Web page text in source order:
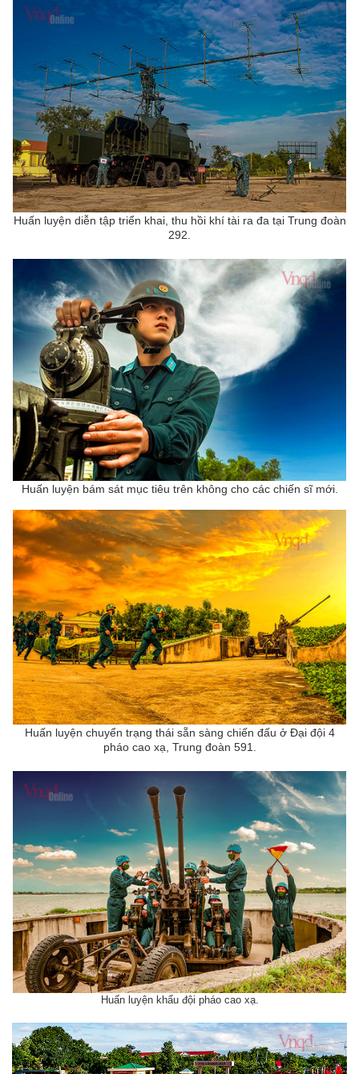
Huấn luyện diễn tập triển khai, thu hồi khí tài ra đa tại Trung đoàn
292.
Huấn luyện bám sát mục tiêu trên không cho các chiến sĩ mới.
Huấn luyện chuyển trạng thái sẵn sàng chiến đấu ở Đại đội 4
pháo cao xạ, Trung đoàn 591.
Huấn luyện khẩu đội pháo cao xạ.